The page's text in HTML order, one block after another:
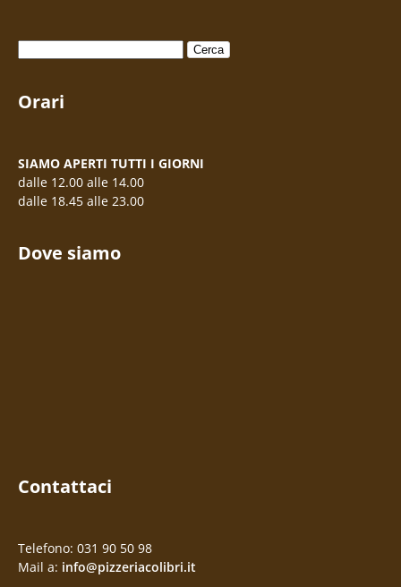
Orari
SIAMO APERTI TUTTI I GIORNI
dalle 12.00 alle 14.00
dalle 18.45 alle 23.00
Dove siamo
Contattaci
Telefono: 031 90 50 98
Mail a: info@pizzeriacolibri.it